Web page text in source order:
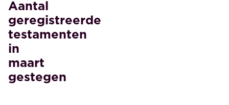
Aantal
geregistreerde
testamenten
in
maart
gestegen